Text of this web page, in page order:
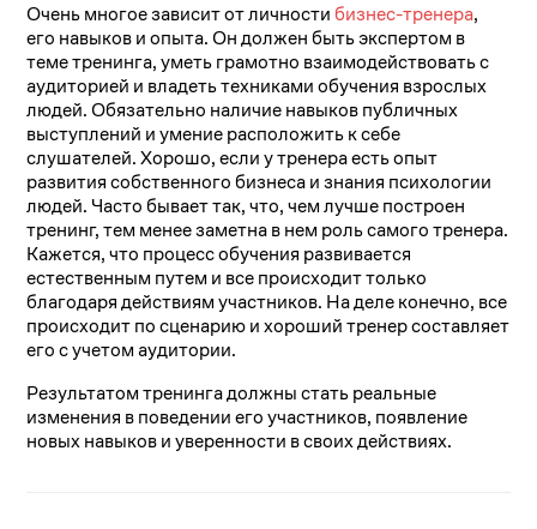
Очень многое зависит от личности бизнес-тренера,
его навыков и опыта. Он должен быть экспертом в
теме тренинга, уметь грамотно взаимодействовать с
аудиторией и владеть техниками обучения взрослых
людей. Обязательно наличие навыков публичных
выступлений и умение расположить к себе
слушателей. Хорошо, если у тренера есть опыт
развития собственного бизнеса и знания психологии
людей. Часто бывает так, что, чем лучше построен
тренинг, тем менее заметна в нем роль самого тренера.
Кажется, что процесс обучения развивается
естественным путем и все происходит только
благодаря действиям участников. На деле конечно, все
происходит по сценарию и хороший тренер составляет
его с учетом аудитории.
Результатом тренинга должны стать реальные
изменения в поведении его участников, появление
новых навыков и уверенности в своих действиях.